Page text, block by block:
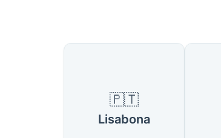
Galimos šalys
🇵🇹
Lisabona